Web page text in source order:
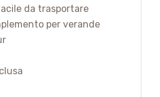
da trasportare
per verande